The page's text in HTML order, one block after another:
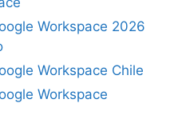
Workspace 2026
Workspace Chile
Workspace